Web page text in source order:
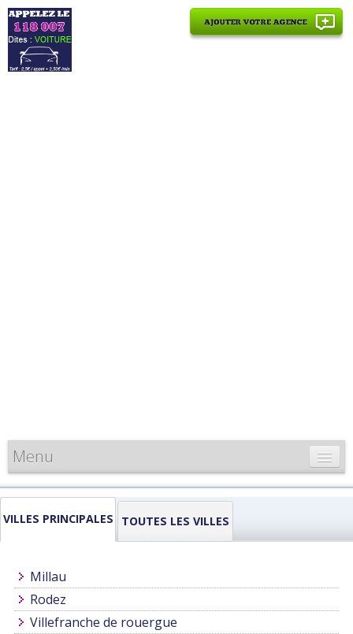
Menu
CARTE DE FRANCE
INFORMATIONS
VILLES PRINCIPALES TOUTES LES VILLES
Millau
Rodez
Villefranche de rouergue